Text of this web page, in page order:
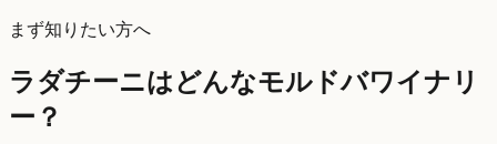
まず知りたい方へ
ラダチーニはどんなモルドバワイナリ
ー？